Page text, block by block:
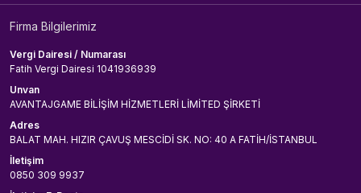
Firma Bilgilerimiz
Vergi Dairesi / Numarası
Fatih Vergi Dairesi 1041936939
Unvan
AVANTAJGAME BİLİŞİM HİZMETLERİ LİMİTED ŞİRKETİ
Adres
BALAT MAH. HIZIR ÇAVUŞ MESCİDİ SK. NO: 40 A FATİH/İSTANBUL
İletişim
0850 309 9937